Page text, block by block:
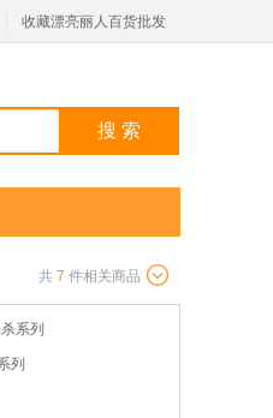
收藏漂亮丽人百货批发
搜 索
共 7 件相关商品
系列
列